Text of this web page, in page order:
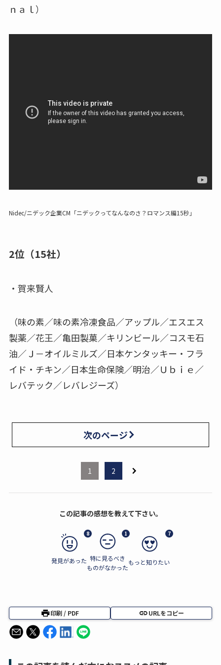
ｎａｌ）
Nidec/ニデック企業CM「ニデックってなんなのさ？ロマンス編15秒」
2位（15社）
・賀来賢人
（味の素／味の素冷凍食品／アップル／エスエス
製薬／花王／亀田製菓／キリンビール／コスモ石
油／Ｊ－オイルミルズ／日本ケンタッキー・フラ
イド・チキン／日本生命保険／明治／Ｕｂｉｅ／
レバテック／レバレジーズ）
次のページ
1 2
この記事の感想を教えて下さい。
8
発見があった
1
特に見るべき
ものがなかった
7
もっと知りたい
印刷 / PDF URLをコピー